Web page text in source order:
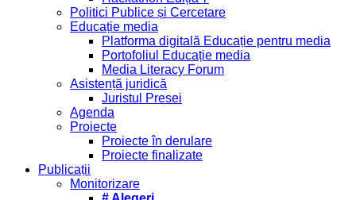
Politici Publice și Cercetare
Educație media
Platforma digitală Educație pentru media
Portofoliul Educație media
Media Literacy Forum
Asistență juridică
Juristul Presei
Agenda
Proiecte
Proiecte în derulare
Proiecte finalizate
Publicații
Monitorizare